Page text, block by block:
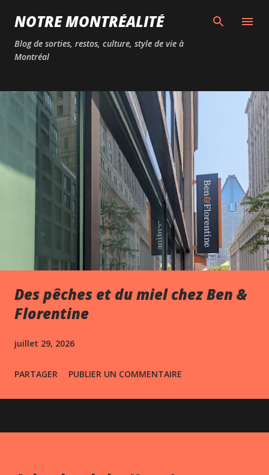
Passer au contenu principal
NOTRE MONTRÉALITÉ
Blog de sorties, restos, culture, style de vie à
Montréal
Des pêches et du miel chez Ben &
Florentine
juillet 29, 2026
PARTAGER PUBLIER UN COMMENTAIRE